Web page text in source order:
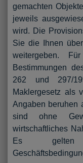
gemachten
jeweils
wird. Die
Sie die Ihnen
weitergeben.
Bestimmungen
262 und 297/
Maklergesetz als
Angaben beruhen
sind ohne
wirtschaftliches
Es gelten